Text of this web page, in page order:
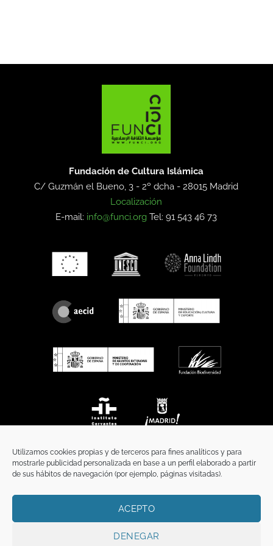
Utilizamos cookies propias y de terceros para fines analíticos y para
mostrarle publicidad personalizada en base a un perfil elaborado a partir
de sus hábitos de navegación (por ejemplo, páginas visitadas).
ACEPTO
DENEGAR
Fundación de Cultura Islámica
C/ Guzmán el Bueno, 3 - 2º dcha -28015 Madrid
Localización
E-mail: info@funci.org Tel: 91 543 46 73
TÉRMINOS Y CONDICIONES